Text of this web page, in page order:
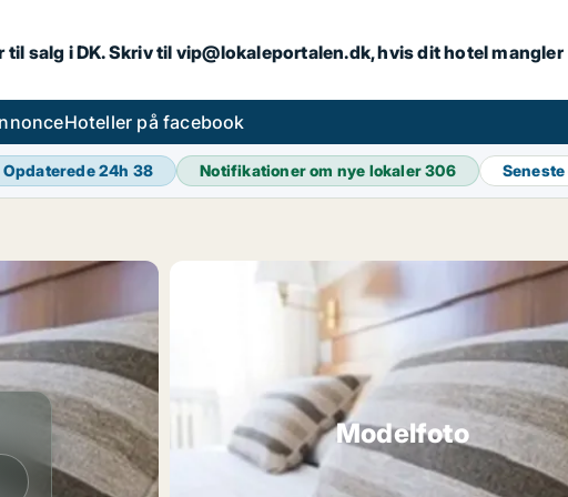
til salg i DK. Skriv til vip@lokaleportalen.dk, hvis dit hotel mangler
Hoteller på facebook
Opdaterede 24h 38 Notifikationer om nye lokaler306
Modelfoto